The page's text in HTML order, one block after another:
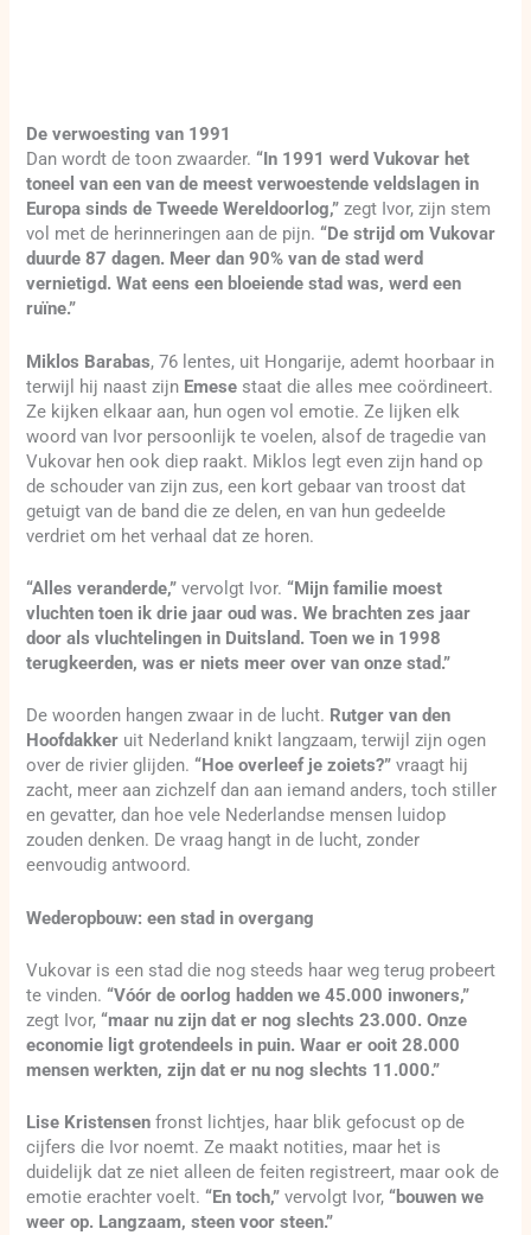
De verwoesting van 1991
Dan wordt de toon zwaarder.“In 1991 werd Vukovar het
toneel van een van de meest verwoestende veldslagen in
Europa sinds de Tweede Wereldoorlog,” zegt Ivor, zijn stem
vol met de herinneringen aan de pijn.“De strijd om Vukovar
duurde 87 dagen. Meer dan 90% van de stad werd
vernietigd. Wat eens een bloeiende stad was, werd een
ruïne.”
Miklos Barabas, 76 lentes, uit Hongarije, ademt hoorbaar in
terwijl hij naast zijn Emese staat die alles mee coördineert.
Ze kijken elkaar aan, hun ogen vol emotie. Ze lijken elk
woord van Ivor persoonlijk te voelen, alsof de tragedie van
Vukovar hen ook diep raakt. Miklos legt even zijn hand op
de schouder van zijn zus, een kort gebaar van troost dat
getuigt van de band die ze delen, en van hun gedeelde
verdriet om het verhaal dat ze horen.
“Alles veranderde,” vervolgt Ivor.“Mijn familie moest
vluchten toen ik drie jaar oud was. We brachten zes jaar
door als vluchtelingen in Duitsland. Toen we in 1998
terugkeerden, was er niets meer over van onze stad.”
De woorden hangen zwaar in de lucht. Rutger van den
Hoofdakker uit Nederland knikt langzaam, terwijl zijn ogen
over de rivier glijden.“Hoe overleef je zoiets?” vraagt hij
zacht, meer aan zichzelf dan aan iemand anders, toch stiller
en gevatter, dan hoe vele Nederlandse mensen luidop
zouden denken. De vraag hangt in de lucht, zonder
eenvoudig antwoord.
Wederopbouw: een stad in overgang
Vukovar is een stad die nog steeds haar weg terug probeert
te vinden.“Vóór de oorlog hadden we 45.000 inwoners,”
zegt Ivor,“maar nu zijn dat er nog slechts 23.000. Onze
economie ligt grotendeels in puin. Waar er ooit 28.000
mensen werkten, zijn dat er nu nog slechts 11.000.”
Lise Kristensen fronst lichtjes, haar blik gefocust op de
cijfers die Ivor noemt. Ze maakt notities, maar het is
duidelijk dat ze niet alleen de feiten registreert, maar ook de
emotie erachter voelt.“En toch,” vervolgt Ivor,“bouwen we
weer op. Langzaam, steen voor steen.”